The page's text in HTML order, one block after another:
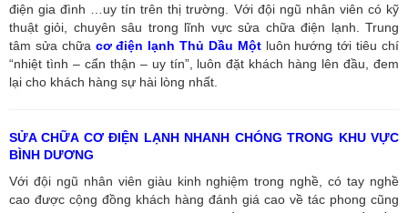
điện gia đình …uy tín trên thị trường. Với đội ngũ nhân viên có kỹ
thuật giỏi, chuyên sâu trong lĩnh vực sửa chữa điện lạnh. Trung
tâm sửa chữa cơ điện lạnh Thủ Dầu Mộtluôn hướng tới tiêu chí
“nhiệt tình – cẩn thận – uy tín”, luôn đặt khách hàng lên đầu, đem
lại cho khách hàng sự hài lòng nhất.
SỬA CHỮA CƠ ĐIỆN LẠNH NHANH CHÓNG TRONG KHU VỰC
BÌNH DƯƠNG
Với đội ngũ nhân viên giàu kinh nghiệm trong nghề, có tay nghề
cao được cộng đồng khách hàng đánh giá cao về tác phong cũng